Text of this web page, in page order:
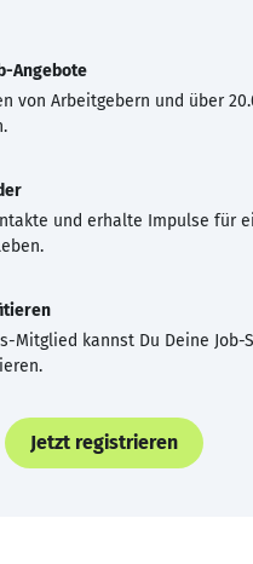
Angebote
von Arbeitgebern und über
und erhalte Impulse für
Mitglied kannst Du Deine Job-
Jetzt registrieren